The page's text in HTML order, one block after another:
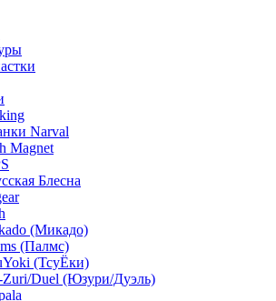
Narval
Magnet
Блесна
(Микадо)
(Палмс)
(ТсуЁки)
Duel (Юзури/Дуэль)